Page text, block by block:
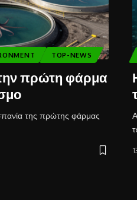
TOP-NEWS
πρώτη φάρμα
της πρώτης φάρμας